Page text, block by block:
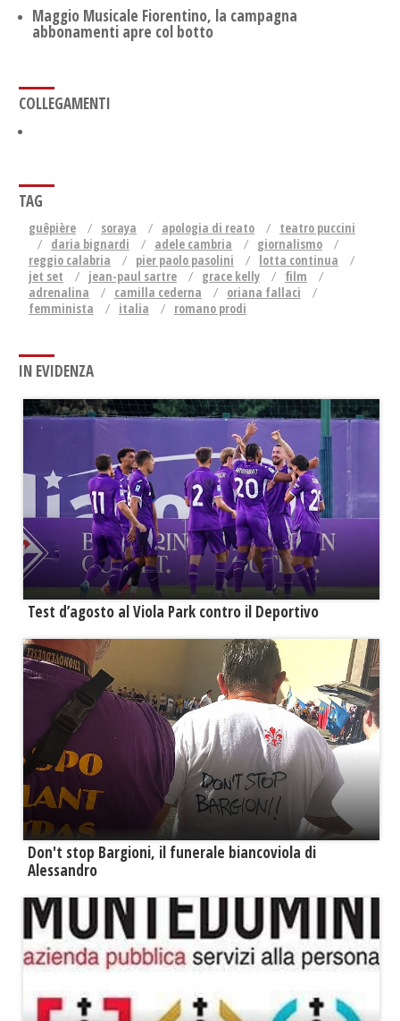
Maggio Musicale Fiorentino, la campagna
abbonamenti apre col botto
COLLEGAMENTI
TAG
guêpière soraya apologia di reato
teatro puccini
daria bignardi
adele cambria
giornalismo
reggio calabria
pier paolo pasolini
lotta continua
jet set
jean-paul sartre grace kelly
film
adrenalina
camilla cederna
oriana fallaci
femminista
italia romano prodi
IN EVIDENZA
Test d’agosto al Viola Park contro il Deportivo
Don't stop Bargioni, il funerale biancoviola di
Alessandro